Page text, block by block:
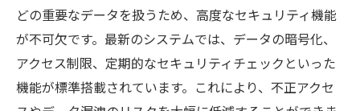
どの重要なデータを扱うため、高度なセキュリティ機能
が不可欠です。最新のシステムでは、データの暗号化、
アクセス制限、定期的なセキュリティチェックといった
機能が標準搭載されています。これにより、不正アクセ